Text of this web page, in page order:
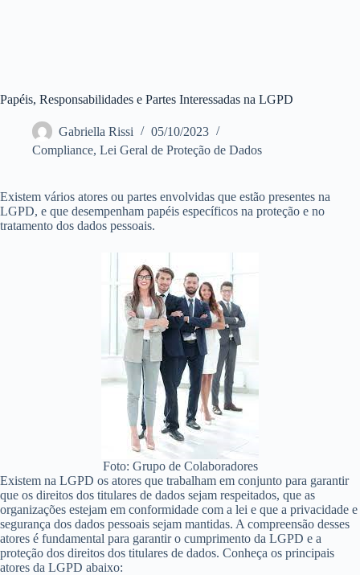
Papéis, Responsabilidades e Partes Interessadas na LGPD
Gabriella Rissi
05/10/2023
Compliance, Lei Geral de Proteção de Dados
Existem vários atores ou partes envolvidas que estão presentes na
LGPD, e que desempenham papéis específicos na proteção e no
tratamento dos dados pessoais.
Foto: Grupo de Colaboradores
Existem na LGPD os atores que trabalham em conjunto para garantir
que os direitos dos titulares de dados sejam respeitados, que as
organizações estejam em conformidade com a lei e que a privacidade e
segurança dos dados pessoais sejam mantidas. A compreensão desses
atores é fundamental para garantir o cumprimento da LGPD e a
proteção dos direitos dos titulares de dados. Conheça os principais
atores da LGPD abaixo: